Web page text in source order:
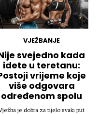
VJEŽBANJE
svejedno kada
idete u teretanu:
vrijeme koje
više odgovara
određenom spolu
je dobra za tijelo svaki put